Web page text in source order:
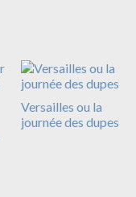
Versailles ou la
journée des dupes